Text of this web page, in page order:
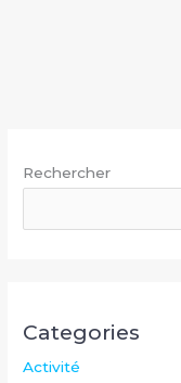
Rechercher
Categories
Activité